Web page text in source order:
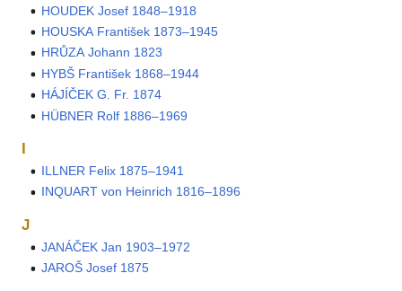
HOUDEK Josef 1848–1918
HOUSKA František 1873–1945
HRŮZA Johann 1823
HYBŠ František 1868–1944
HÁJÍČEK G. Fr. 1874
HÜBNER Rolf 1886–1969
I
ILLNER Felix 1875–1941
INQUART von Heinrich 1816–1896
J
JANÁČEK Jan 1903–1972
JAROŠ Josef 1875